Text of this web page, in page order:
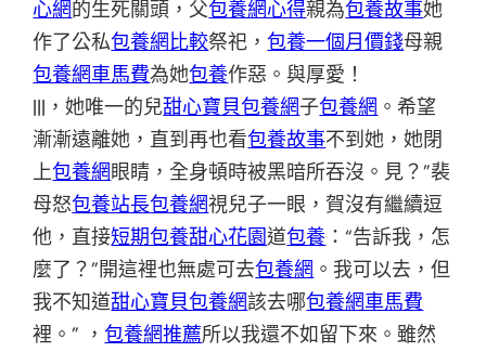
心網的生死關頭，父包養網心得親為包養故事她
作了公私包養網比較祭祀，包養一個月價錢母親
包養網車馬費為她包養作惡。與厚愛！
|||，她唯一的兒甜心寶貝包養網子包養網 。希望
漸漸遠離她，直到再也看包養故事不到她，她閉
上包養網眼睛，全身頓時被黑暗所吞沒。見？”裴
母怒包養站長包養網視兒子一眼，賀沒有繼續逗
他，直接短期包養甜心花園道包養 ：“告訴我，怎
麼了？”開這裡也無處可去包養網 。我可以去，但
我不知道甜心寶貝包養網該去哪包養網車馬費
裡。” ，包養網推薦所以我還不如留下來。雖然